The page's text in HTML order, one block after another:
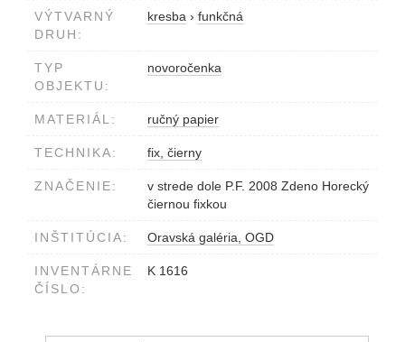
VÝTVARNÝ
DRUH:
kresba › funkčná
TYP
OBJEKTU:
novoročenka
MATERIÁL: ručný papier
TECHNIKA: fix, čierny
ZNAČENIE:
v strede dole P.F. 2008 Zdeno Horecký
čiernou fixkou
INŠTITÚCIA: Oravská galéria, OGD
INVENTÁRNE
ČÍSLO:
K 1616